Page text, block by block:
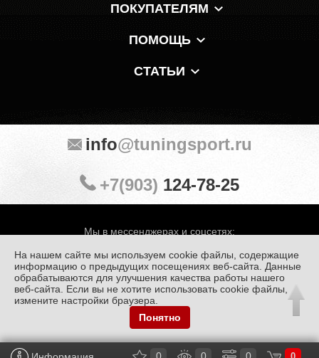
ПОКУПАТЕЛЯМ
ПОМОЩЬ
СТАТЬИ
Мы в мессенджерах и соцсетях:
info@tuningsport.ru
+7(903) 124-78-25
© «Тюнинг Спорт» 1998 — 2026
Политика конфиденциальности
Обработка персональных данных
На нашем сайте мы используем cookie файлы, содержащие
информацию о предыдущих посещениях веб-сайта. Данные
обрабатываются для улучшения качества работы нашего
веб-сайта. Если вы не хотите использовать cookie файлы,
измените настройки браузера.
Понятно